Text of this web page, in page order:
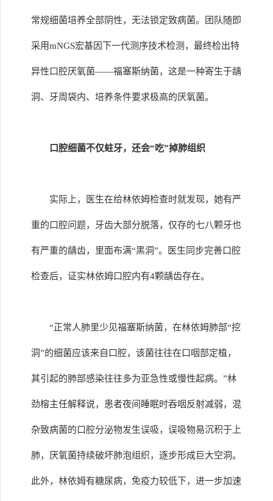
常规细菌培养全部阴性，无法锁定致病菌。团队随即
采用mNGS宏基因下一代测序技术检测，最终检出特
异性口腔厌氧菌——福塞斯纳菌，这是一种寄生于龋
洞、牙周袋内、培养条件要求极高的厌氧菌。
口腔细菌不仅蛀牙，还会“吃”掉肺组织
实际上，医生在给林依姆检查时就发现，她有严
重的口腔问题，牙齿大部分脱落，仅存的七八颗牙也
有严重的龋齿，里面布满“黑洞”。医生同步完善口腔
检查后，证实林依姆口腔内有4颗龋齿存在。
“正常人肺里少见福塞斯纳菌，在林依姆肺部“挖
洞”的细菌应该来自口腔，该菌往往在口咽部定植，
其引起的肺部感染往往多为亚急性或慢性起病。”林
劲榕主任解释说，患者夜间睡眠时吞咽反射减弱，混
杂致病菌的口腔分泌物发生误吸，误吸物易沉积于上
肺，厌氧菌持续破坏肺泡组织，逐步形成巨大空洞。
此外，林依姆有糖尿病，免疫力较低下，进一步加速